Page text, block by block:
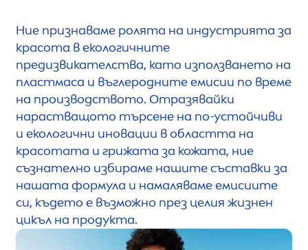
Ние признаваме ролята на индустрията за
красота в екологичните
предизвикателства, като използването на
пластмаса и въглеродните емисии по време
на производството. Отразявайки
нарастващото търсене на по-устойчиви
и екологични иновации в областта на
красотата и грижата за кожата, ние
съзнателно избираме нашите съставки за
нашата формула и намаляваме емисиите
си, където е възможно през целия жизнен
цикъл на продукта.